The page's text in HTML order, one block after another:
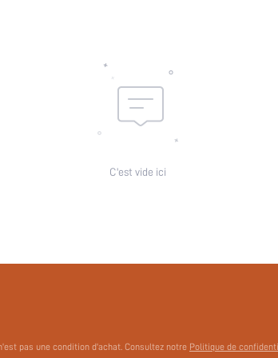
C'est vide ici
pas une condition d'achat. Consultez notre Politique de